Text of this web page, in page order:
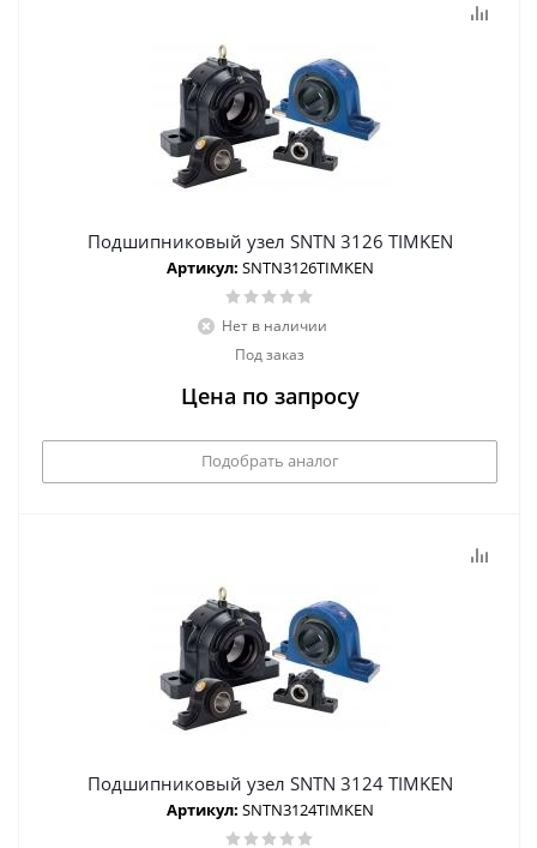
Подшипниковый узел SNTN 3126 TIMKEN
Артикул: SNTN3126TIMKEN
Нет в наличии
Под заказ
Цена по запросу
Подобрать аналог
Подшипниковый узел SNTN 3124 TIMKEN
Артикул: SNTN3124TIMKEN